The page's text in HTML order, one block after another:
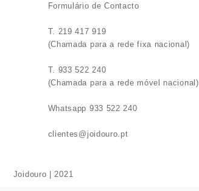
Formulário de Contacto
T. 219 417 919
(Chamada para a rede fixa nacional)
T. 933 522 240
(Chamada para a rede móvel nacional)
Whatsapp 933 522 240
clientes@joidouro.pt
Joidouro | 2021